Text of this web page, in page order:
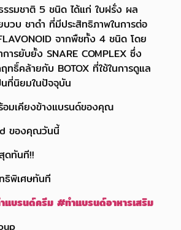
รมชาติ 5 ชนิด ได้แก่ ใบฝรั่ง ผล
บวบ ชาดำ ที่มีประสิทธิภาพในการต่อ
จากพืชทั้ง 4 ชนิด โดย
ารยับยั้ง SNARE COMPLEX ซึ่ง
ทธิ์คล้ายกับ BOTOX ที่ใช้ในการดูแล
ที่นิยมในปัจจุบัน
อมเคียงข้างแบรนด์ของคุณ
ของคุณวันนี้
ดทันที!!
ธิพิเศษทันที
แบรนด์ครีม #ทำแบรนด์อาหารเสริม